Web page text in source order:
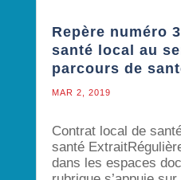
Repère numéro
santé local au
parcours de
MAR 2, 2019
Contrat local de
santé
dans les espaces